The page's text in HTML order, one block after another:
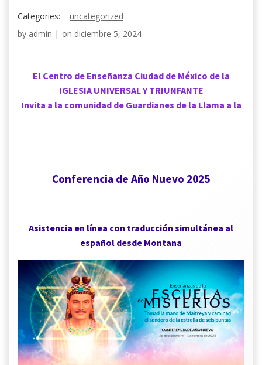
Categories:
uncategorized
by admin | on diciembre 5, 2024
El Centro de Enseñanza Ciudad de México de la
IGLESIA UNIVERSAL Y TRIUNFANTE
Invita a la comunidad de Guardianes de la Llama a la
Conferencia de Año Nuevo 2025
Asistencia en línea con traducción simultánea al
español desde Montana